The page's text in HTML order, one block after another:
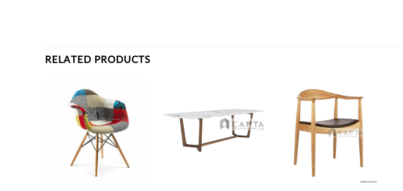
RELATED PRODUCTS
Thích Thích